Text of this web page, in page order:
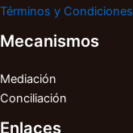
Términos y Condiciones
Mecanismos
Mediación
Conciliación
Enlaces